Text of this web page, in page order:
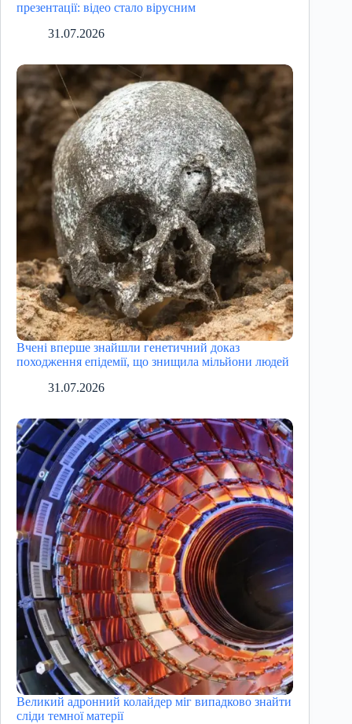
презентації: відео стало вірусним
31.07.2026
Вчені вперше знайшли генетичний доказ
походження епідемії, що знищила мільйони людей
31.07.2026
Великий адронний колайдер міг випадково знайти
сліди темної матерії